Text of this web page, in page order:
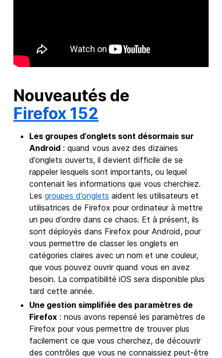
Nouveautés de
Firefox 152
Les groupes d’onglets sont désormais sur
Android: quand vous avez des dizaines
d’onglets ouverts, il devient difficile de se
rappeler lesquels sont importants, ou lequel
contenait les informations que vous cherchiez.
Les groupes d’onglets aident les utilisateurs et
utilisatrices de Firefox pour ordinateur à mettre
un peu d’ordre dans ce chaos. Et à présent, ils
sont déployés dans Firefox pour Android, pour
vous permettre de classer les onglets en
catégories claires avec un nom et une couleur,
que vous pouvez ouvrir quand vous en avez
besoin. La compatibilité iOS sera disponible plus
tard cette année.
Une gestion simplifiée des paramètres de
Firefox: nous avons repensé les paramètres de
Firefox pour vous permettre de trouver plus
facilement ce que vous cherchez, de découvrir
des contrôles que vous ne connaissiez peut-être